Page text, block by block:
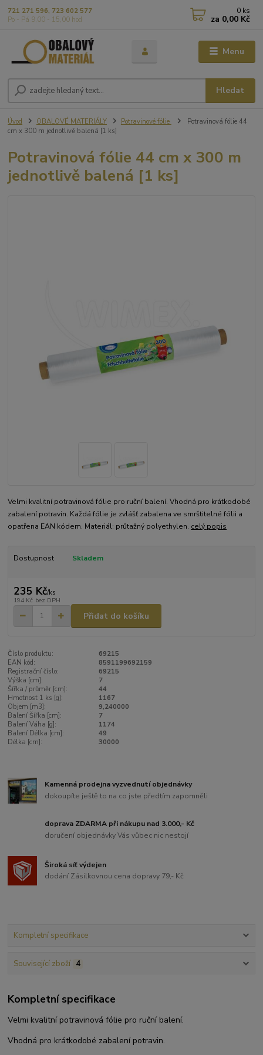
Menu
Hledat
721 271 596, 723 602 577
Po - Pá 9,00 - 15,00 hod
0 ks
za 0,00 Kč
Úvod OBALOVÉ MATERIÁLY Potravinové fólie
Potravinová fólie 44
cm x 300 m jednotlivě balená [1 ks]
Potravinová fólie 44 cm x 300 m
jednotlivě balená [1 ks]
Velmi kvalitní potravinová fólie pro ruční balení. Vhodná pro krátkodobé
zabalení potravin. Každá fólie je zvlášť zabalena ve smrštitelné fólii a
opatřena EAN kódem. Materiál: průtažný polyethylen. celý popis
Dostupnost Skladem
235 Kč/ks
194 Kč bez DPH
Přidat do košíku
Číslo produktu:
69215
EAN kód:
8591199692159
Registrační číslo:
69215
Výška [cm]:
7
Šířka / průměr [cm]:
44
Hmotnost 1 ks [g]:
1167
Objem [m3]:
9,240000
Balení Šířka [cm]:
7
Balení Váha [g]:
1174
Balení Délka [cm]:
49
Délka [cm]:
30000
Kamenná prodejna vyzvednutí objednávky
dokoupíte ještě to na co jste předtím zapomněli
doprava ZDARMA při nákupu nad 3.000,- Kč
doručení objednávky Vás vůbec nic nestojí
Široká síť výdejen
dodání Zásilkovnou cena dopravy 79,- Kč
Kompletní specifikace
Související zboží 4
Kompletní specifikace
Velmi kvalitní potravinová fólie pro ruční balení.
Vhodná pro krátkodobé zabalení potravin.